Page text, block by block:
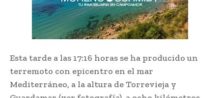
Esta tarde a las 17:16 horas se ha producido un
terremoto con epicentro en el mar
Mediterráneo, a la altura de Torrevieja y